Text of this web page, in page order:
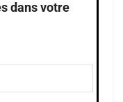
dans votre